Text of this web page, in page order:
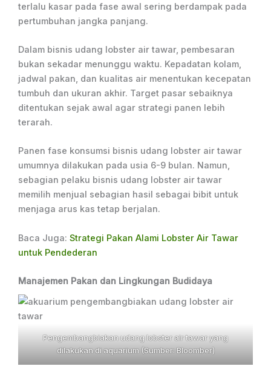
terlalu kasar pada fase awal sering berdampak pada
pertumbuhan jangka panjang.
Dalam bisnis udang lobster air tawar, pembesaran
bukan sekadar menunggu waktu. Kepadatan kolam,
jadwal pakan, dan kualitas air menentukan kecepatan
tumbuh dan ukuran akhir. Target pasar sebaiknya
ditentukan sejak awal agar strategi panen lebih
terarah.
Panen fase konsumsi bisnis udang lobster air tawar
umumnya dilakukan pada usia 6-9 bulan. Namun,
sebagian pelaku bisnis udang lobster air tawar
memilih menjual sebagian hasil sebagai bibit untuk
menjaga arus kas tetap berjalan.
Baca Juga: Strategi Pakan Alami Lobster Air Tawar
untuk Pendederan
Manajemen Pakan dan Lingkungan Budidaya
Pengembangbiakan udang lobster air tawar yang
dilakukan di aquarium (Sumber: Bloomber)